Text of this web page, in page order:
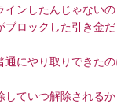
インしたんじゃない
ブロックした引き金
通にやり取りできた
していつ解除される